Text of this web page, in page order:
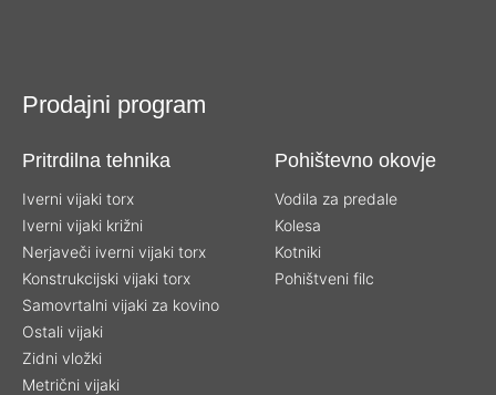
Prodajni program
Pritrdilna tehnika
Iverni vijaki torx
Iverni vijaki križni
Nerjaveči iverni vijaki torx
Konstrukcijski vijaki torx
Samovrtalni vijaki za kovino
Ostali vijaki
Zidni vložki
Metrični vijaki
Pohištevno okovje
Vodila za predale
Kolesa
Kotniki
Pohištveni filc